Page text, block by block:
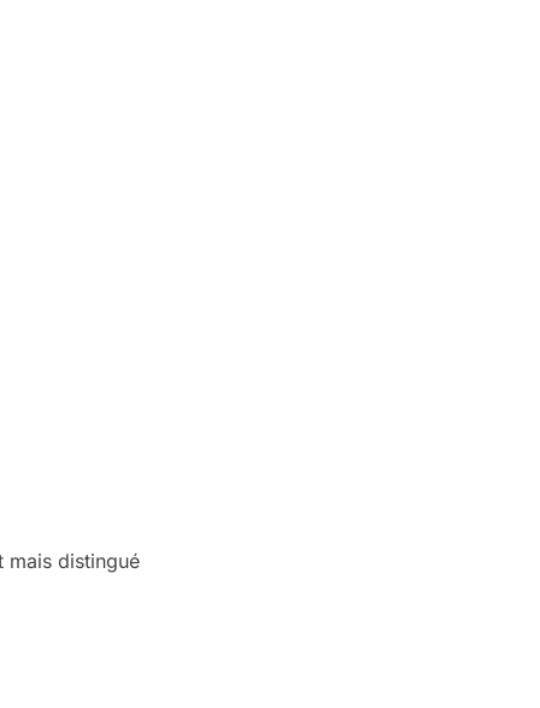
mais distingué